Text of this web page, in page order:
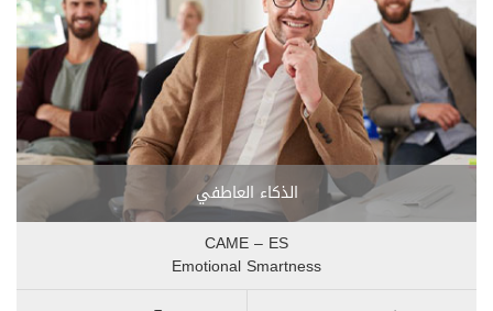
الذكاء العاطفي
CAME – ES
Emotional Smartness